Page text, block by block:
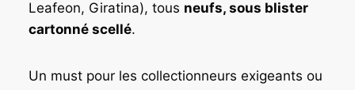
Leafeon, Giratina), tous neufs, sous blister
cartonné scellé.
Un must pour les collectionneurs exigeants ou